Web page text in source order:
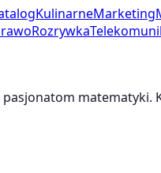
KulinarneMarketing
Rozrywka